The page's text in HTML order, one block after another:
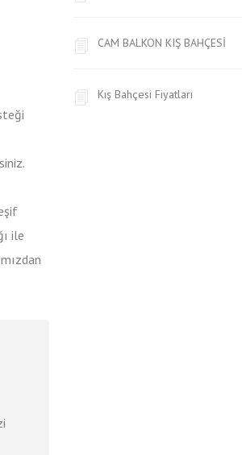
ile
CAM BALKON KIŞ BAHÇESİ
Kış Bahçesi Fiyatları